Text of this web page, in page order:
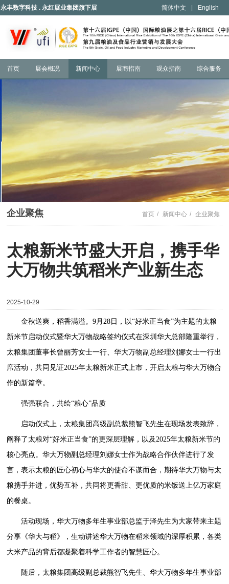
永丰数字科技 . 永红展业集团旗下展 简体中文 English
首页 展会概况 新闻中心 展商指南 观众指南 综合服务
企业聚焦 首页 / 新闻中心 / 企业聚焦
太粮新米节盛大开启，携手华
大万物共筑稻米产业新生态
2025-10-29
金秋送爽，稻香满溢。9月28日，以“好米正当食”为主题的太粮
新米节启动仪式暨华大万物战略签约仪式在深圳华大总部隆重举行，
太粮集团董事长曾丽芳女士一行、华大万物副总经理刘娜女士一行出
席活动，共同见证2025年太粮新米正式上市，开启太粮与华大万物合
作的新篇章。
强强联合，共绘“粮心”品质
启动仪式上，太粮集团高级副总裁熊智飞先生在现场发表致辞，
阐释了太粮对“好米正当食”的更深层理解，以及2025年太粮新米节的
核心亮点。华大万物副总经理刘娜女士作为战略合作伙伴进行了发
言，表示太粮的匠心初心与华大的使命不谋而合，期待华大万物与太
粮携手并进，优势互补，共同将更香甜、更优质的米饭送上亿万家庭
的餐桌。
活动现场，华大万物多年生事业部总监于泽先生为大家带来主题
分享《华大与稻》，生动讲述华大万物在稻米领域的深厚积累，各类
大米产品的背后都凝聚着科学工作者的智慧匠心。
随后，太粮集团高级副总裁熊智飞先生、华大万物多年生事业部